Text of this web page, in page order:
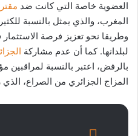
العضوية خاصة التي كانت ضد
المغرب، والذي يمثل بالنسبة
وطريقا نحو تعزيز فرصة الاستثمار
لبلدانها. كما أن عدم مشاركة
بالرفض، اعتبر بالنسبة لمراقبين
المزاج الجزائري من الصراع،